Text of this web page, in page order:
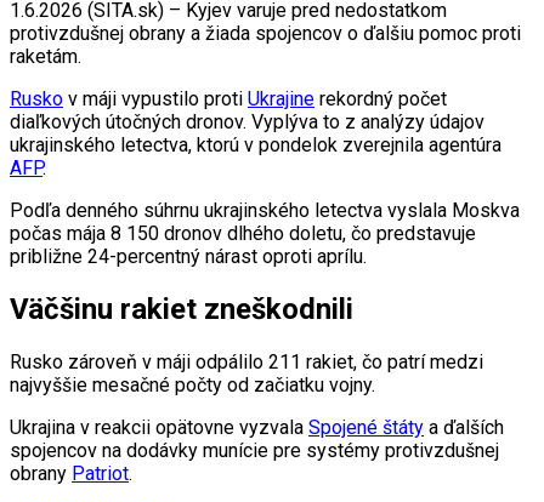
1.6.2026 (SITA.sk) – Kyjev varuje pred nedostatkom
protivzdušnej obrany a žiada spojencov o ďalšiu pomoc proti
raketám.
Rusko v máji vypustilo proti Ukrajine rekordný počet
diaľkových útočných dronov. Vyplýva to z analýzy údajov
ukrajinského letectva, ktorú v pondelok zverejnila agentúra
AFP.
Podľa denného súhrnu ukrajinského letectva vyslala Moskva
počas mája 8 150 dronov dlhého doletu, čo predstavuje
približne 24-percentný nárast oproti aprílu.
Väčšinu rakiet zneškodnili
Rusko zároveň v máji odpálilo 211 rakiet, čo patrí medzi
najvyššie mesačné počty od začiatku vojny.
Ukrajina v reakcii opätovne vyzvala Spojené štáty a ďalších
spojencov na dodávky munície pre systémy protivzdušnej
obrany Patriot.